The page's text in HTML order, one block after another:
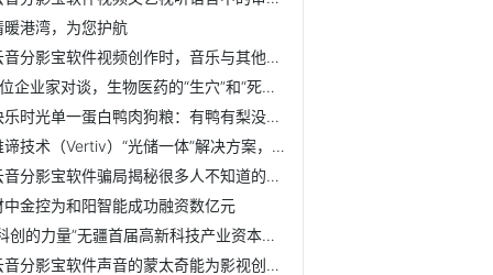
暖港湾，为您护航
云音分影宝软件视频创作时，音乐与其他表现元素的共存性
4位企业家对谈，生物医药的“生穴”和“死穴”在哪
快乐时光单一蛋白鸭肉狗粮：有鸭有梨没泪痕
维谛技术（Vertiv）“光储一体”解决方案，帮助零碳园区管好...
云音分影宝软件骗局揭秘很多人不知道的套路
中金控为和阳智能成功融资数亿元
“科创的力量”无疆首届高新科技产业资本峰会暨“科创的未来...
云音分影宝软件声音的蒙太奇能为影视创作带来什么